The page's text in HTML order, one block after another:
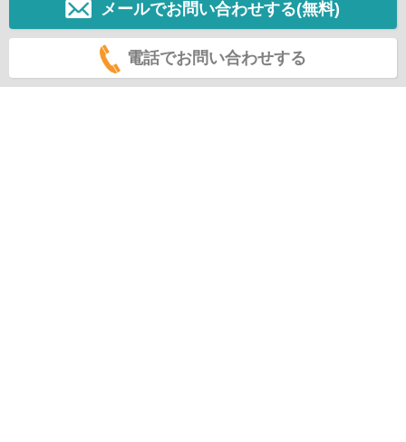
メールでお問い合わせする(無料)
電話でお問い合わせする